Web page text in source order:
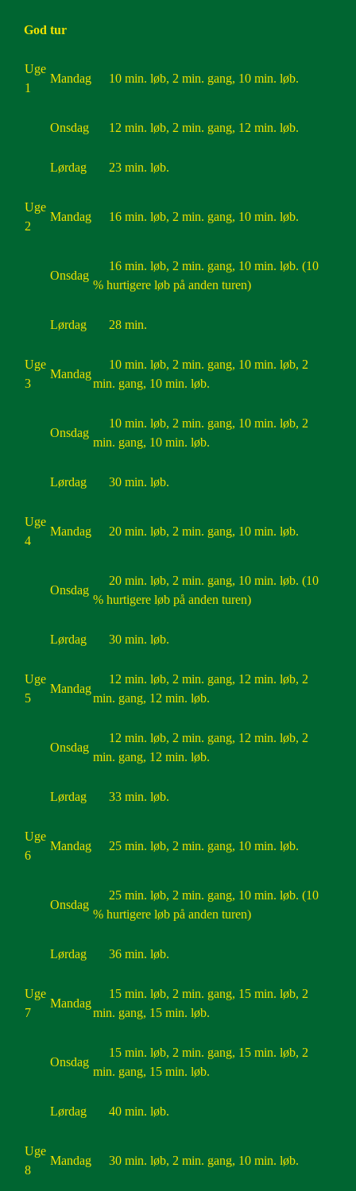
God tur
Uge
1
Mandag 10 min. løb, 2 min. gang, 10 min. løb.
Onsdag 12 min. løb, 2 min. gang, 12 min. løb.
Lørdag 23 min. løb.
Uge
2
Mandag 16 min. løb, 2 min. gang, 10 min. løb.
Onsdag
16 min. løb, 2 min. gang, 10 min. løb. (10
% hurtigere løb på anden turen)
Lørdag 28 min.
Uge
3
Mandag
10 min. løb, 2 min. gang, 10 min. løb, 2
min. gang, 10 min. løb.
Onsdag
10 min. løb, 2 min. gang, 10 min. løb, 2
min. gang, 10 min. løb.
Lørdag 30 min. løb.
Uge
4
Mandag 20 min. løb, 2 min. gang, 10 min. løb.
Onsdag
20 min. løb, 2 min. gang, 10 min. løb. (10
% hurtigere løb på anden turen)
Lørdag 30 min. løb.
Uge
5
Mandag
12 min. løb, 2 min. gang, 12 min. løb, 2
min. gang, 12 min. løb.
Onsdag
12 min. løb, 2 min. gang, 12 min. løb, 2
min. gang, 12 min. løb.
Lørdag 33 min. løb.
Uge
6
Mandag 25 min. løb, 2 min. gang, 10 min. løb.
Onsdag
25 min. løb, 2 min. gang, 10 min. løb. (10
% hurtigere løb på anden turen)
Lørdag 36 min. løb.
Uge
7
Mandag
15 min. løb, 2 min. gang, 15 min. løb, 2
min. gang, 15 min. løb.
Onsdag
15 min. løb, 2 min. gang, 15 min. løb, 2
min. gang, 15 min. løb.
Lørdag 40 min. løb.
Uge
8
Mandag 30 min. løb, 2 min. gang, 10 min. løb.